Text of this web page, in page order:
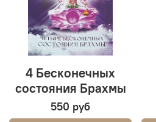
4 Бесконечных
состояния Брахмы
550 руб